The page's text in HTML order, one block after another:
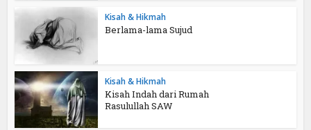
Kisah & Hikmah
Berlama-lama Sujud
Kisah & Hikmah
Kisah Indah dari Rumah
Rasulullah SAW